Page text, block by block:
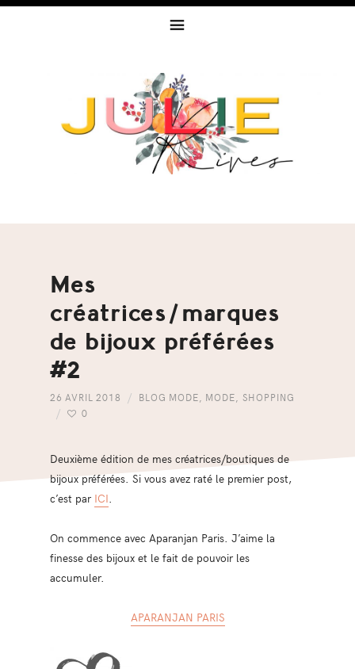
Mes
créatrices/marques
de bijoux préférées
#2
26 AVRIL 2018 BLOG MODE MODE
SHOPPING
0
Deuxième édition de mes créatrices/boutiques de
bijoux préférées. Si vous avez raté le premier post,
c’est par ICI.
On commence avec Aparanjan Paris. J’aime la
finesse des bijoux et le fait de pouvoir les
accumuler.
APARANJAN PARIS